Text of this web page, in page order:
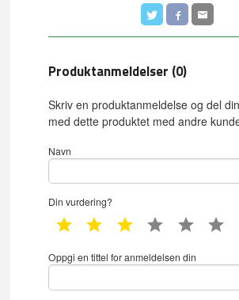
Produktanmeldelser (0)
Skriv en produktanmeldelse og del
med dette produktet med andre
Navn
Din vurdering?
1 star 2 star 3 star 4 star 5 star
Oppgi en tittel for anmeldelsen din